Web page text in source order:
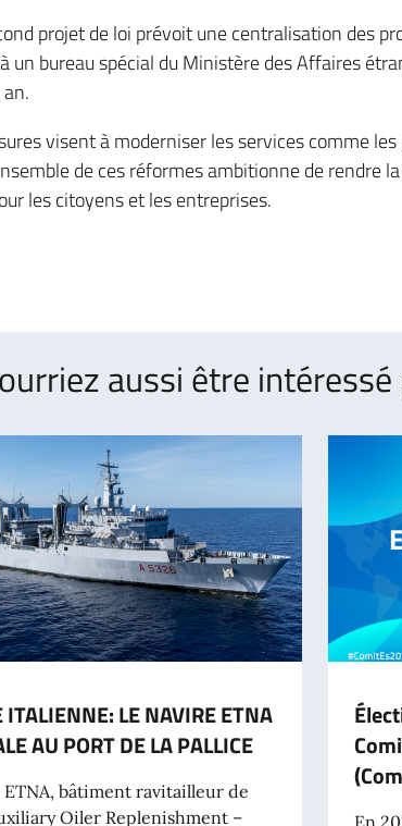
projet de loi prévoit une centralisation des
un bureau spécial du Ministère des Affaires
visent à moderniser les services comme
de ces réformes ambitionne de rendre
les citoyens et les entreprises.
aussi être intéressé
LE NAVIRE ETNA
AU PORT DE LA PALLICE
ETNA, bâtiment ravitailleur de
Oiler Replenishment –
En